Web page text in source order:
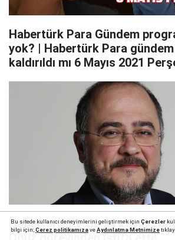
Habertürk Para Gündem
yok? | Habertürk Para gündem
kaldırıldı mı 6 Mayıs 2021
Habertürk TV Genel Yayın
Bu sitede kullanıcı deneyimlerini geliştirmek için Çerezler
bilgi için;Çerez politikamızaveAydınlatma Metnimize